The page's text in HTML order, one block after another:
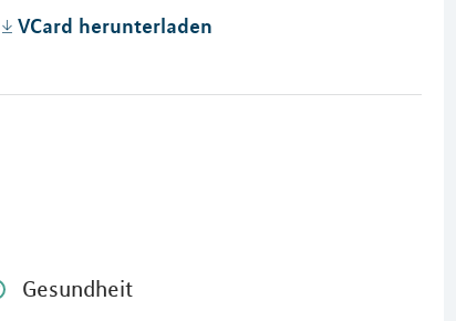
VCard herunterladen
Gesundheit